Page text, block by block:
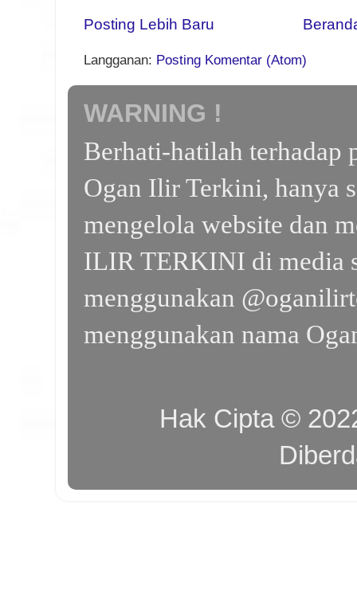
Posting Lebih Baru
Langganan: Posting Komentar (Atom)
WARNING !
Berhati-hatilah terhadap
Ogan Ilir Terkini, hanya
mengelola website dan
ILIR TERKINI di media
menggunakan
menggunakan nama
Hak Cipta ©